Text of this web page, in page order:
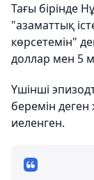
Тағы бірінде
"азаматтық
көрсетемін"
доллар мен 5
Үшінші
беремін
иеленген.